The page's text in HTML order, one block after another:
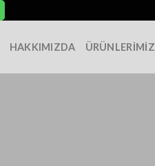
HAKKIMIZDA ÜRÜNLERIMIZ